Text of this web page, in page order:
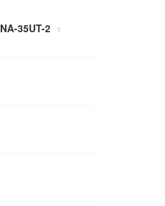
NA-35UT-2 1